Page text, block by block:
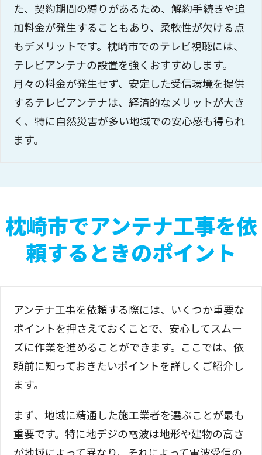
た、契約期間の縛りがあるため、解約手続きや追
加料金が発生することもあり、柔軟性が欠ける点
もデメリットです。枕崎市でのテレビ視聴には、
テレビアンテナの設置を強くおすすめします。
月々の料金が発生せず、安定した受信環境を提供
するテレビアンテナは、経済的なメリットが大き
く、特に自然災害が多い地域での安心感も得られ
ます。
枕崎市でアンテナ工事を依
頼するときのポイント
アンテナ工事を依頼する際には、いくつか重要な
ポイントを押さえておくことで、安心してスムー
ズに作業を進めることができます。ここでは、依
頼前に知っておきたいポイントを詳しくご紹介し
ます。
まず、地域に精通した施工業者を選ぶことが最も
重要です。特に地デジの電波は地形や建物の高さ